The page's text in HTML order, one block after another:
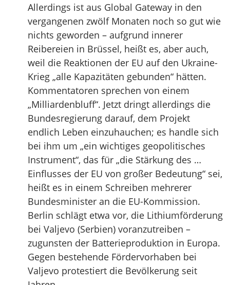
Allerdings ist aus Global Gateway in den
vergangenen zwölf Monaten noch so gut wie
nichts geworden – aufgrund innerer
Reibereien in Brüssel, heißt es, aber auch,
weil die Reaktionen der EU auf den Ukraine-
Krieg „alle Kapazitäten gebunden“ hätten.
Kommentatoren sprechen von einem
„Milliardenbluff“. Jetzt dringt allerdings die
Bundesregierung darauf, dem Projekt
endlich Leben einzuhauchen; es handle sich
bei ihm um „ein wichtiges geopolitisches
Instrument“, das für „die Stärkung des …
Einflusses der EU von großer Bedeutung“ sei,
heißt es in einem Schreiben mehrerer
Bundesminister an die EU-Kommission.
Berlin schlägt etwa vor, die Lithiumförderung
bei Valjevo (Serbien) voranzutreiben –
zugunsten der Batterieproduktion in Europa.
Gegen bestehende Fördervorhaben bei
Valjevo protestiert die Bevölkerung seit